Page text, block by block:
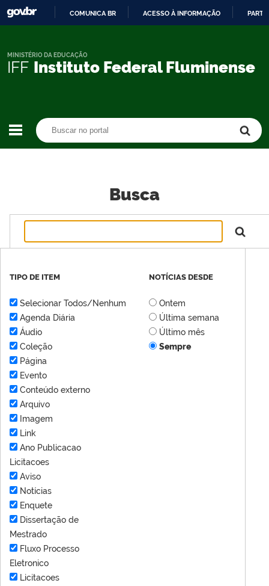
CONTEÚDO
COMUNICA BR ACESSO À INFORMAÇÃO
IFF Instituto Federal Fluminense
MINISTÉRIO DA EDUCAÇÃO
Busca
TIPO DE ITEM
Selecionar Todos/Nenhum
Agenda Diária
Áudio
Coleção
Página
Evento
Conteúdo externo
Arquivo
Imagem
Link
Ano Publicacao
Licitacoes
Aviso
Notícias
Enquete
Dissertação de
Mestrado
Fluxo Processo
Eletronico
Licitacoes
NOTÍCIAS DESDE
Ontem
Última semana
Último mês
Sempre